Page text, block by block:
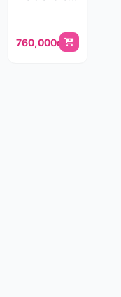
760,000đ